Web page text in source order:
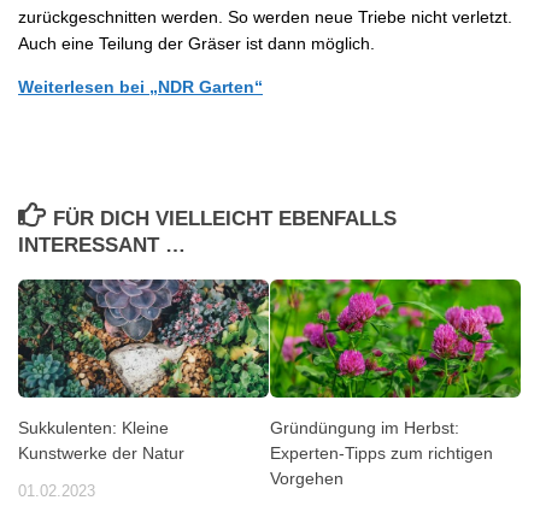
zurückgeschnitten werden. So werden neue Triebe nicht verletzt.
Auch eine Teilung der Gräser ist dann möglich.
Weiterlesen bei „NDR Garten“
FÜR DICH VIELLEICHT EBENFALLS
INTERESSANT …
Sukkulenten: Kleine
Kunstwerke der Natur
01.02.2023
Gründüngung im Herbst:
Experten-Tipps zum richtigen
Vorgehen